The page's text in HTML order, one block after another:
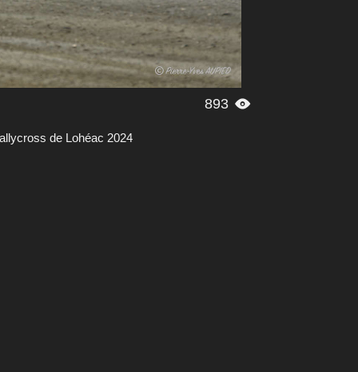
893 
de Lohéac 2024